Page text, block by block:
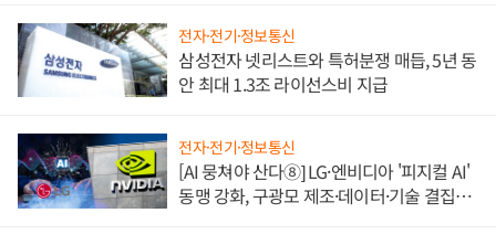
전자·전기·정보통신
삼성전자 넷리스트와 특허분쟁 매듭, 5년 동
안 최대 1.3조 라이선스비 지급
전자·전기·정보통신
[AI 뭉쳐야 산다⑧] LG·엔비디아 '피지컬 AI'
동맹 강화, 구광모 제조·데이터·기술 결집